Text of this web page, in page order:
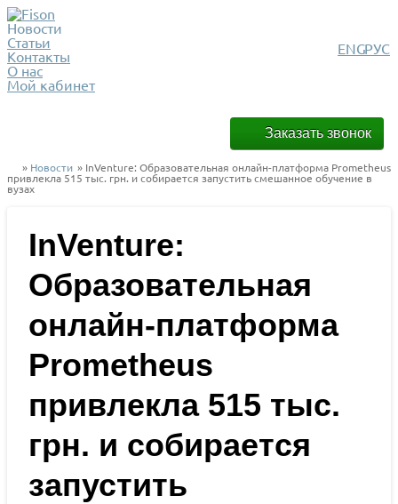
РУС
ENG
Новости
Статьи
Контакты
О нас
Мой кабинет
Заказать звонок
» Новости » InVenture: Образовательная онлайн-платформа Prometheus
привлекла 515 тыс. грн. и собирается запустить смешанное обучение в
вузах
InVenture:
Образовательная
онлайн-платформа
Prometheus
привлекла 515 тыс.
грн. и собирается
запустить